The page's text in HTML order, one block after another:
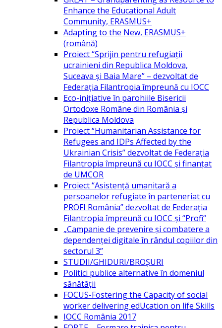
Enhance the Educational Adult
Community, ERASMUS+
Adapting to the New, ERASMUS+
(română)
Proiect “Sprijin pentru refugiații
ucrainieni din Republica Moldova,
Suceava și Baia Mare” – dezvoltat de
Federația Filantropia împreună cu IOCC
Eco-inițiative în parohiile Bisericii
Ortodoxe Române din România și
Republica Moldova
Proiect “Humanitarian Assistance for
Refugees and IDPs Affected by the
Ukrainian Crisis” dezvoltat de Federația
Filantropia împreună cu IOCC și finanțat
de UMCOR
Proiect “Asistență umanitară a
persoanelor refugiate în parteneriat cu
PROFI România” dezvoltat de Federația
Filantropia împreună cu IOCC și “Profi“
„Campanie de prevenire și combatere a
dependenței digitale în rândul copiilor din
sectorul 3”
STUDII/GHIDURI/BROȘURI
Politici publice alternative în domeniul
sănătății
FOCUS-Fostering the Capacity of social
worker delivering edUcation on life Skills
IOCC România 2017